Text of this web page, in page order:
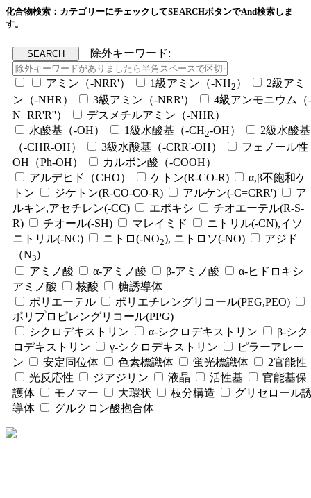
化合物検索：カテゴリーにチェックしてSEARCHボタンでAnd検索しま
す。
除外キーワード:
アミン（-NRR'） 1級アミン（-NH2 ）
2級アミ
ン（-NHR）
3級アミン（-NRR'）
4級アンモニウム（-
N+RR'R''）
デスメチルアミン（-NHR）
水酸基（-OH）
1級水酸基（-CH2-OH）
2級水酸基
（-CHR-OH）
3級水酸基（-CRR'-OH）
フェノール性
OH（Ph-OH）
カルボン酸（-COOH）
アルデヒド（CHO）
ケトン(R-CO-R)
α,β不飽和ケ
トン
ジケトン(R-CO-CO-R) アルケン(-C=CRR')
ア
ルキン,アセチレン(-CC)
エポキシ
チオエーテル(R-S-
R)
チオール(-SH) マレイミド
ニトリル(-CN),イソ
ニトリル(-NC)
ニトロ(-NO2), ニトロソ(-NO)
アジド
（N3)
アミノ酸
α-アミノ酸 β-アミノ酸
α-ヒドロキシ
アミノ酸
核酸
糖誘導体
ポリエーテル
ポリエチレングリコール(PEG,PEO)
ポリプロピレングリコール(PPG)
シクロデキストリン
α-シクロデキストリン
β-シク
ロデキストリン
γ-シクロデキストリン
ピラーアレー
ン
安定同位体 色素標識体 蛍光標識体
2官能性
光反応性
ジアジリン 液晶 活性基
官能基保
護体
モノマー 大環状 枝分構造
グリセロール
導体
グルクロン酸抱合体